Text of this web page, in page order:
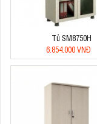
Tủ SM8750H
6.854.000 VNĐ